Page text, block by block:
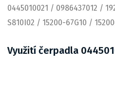
0445010021 / 0986437012 /
S810I02 / 15200-67G10 /
Využití čerpadla